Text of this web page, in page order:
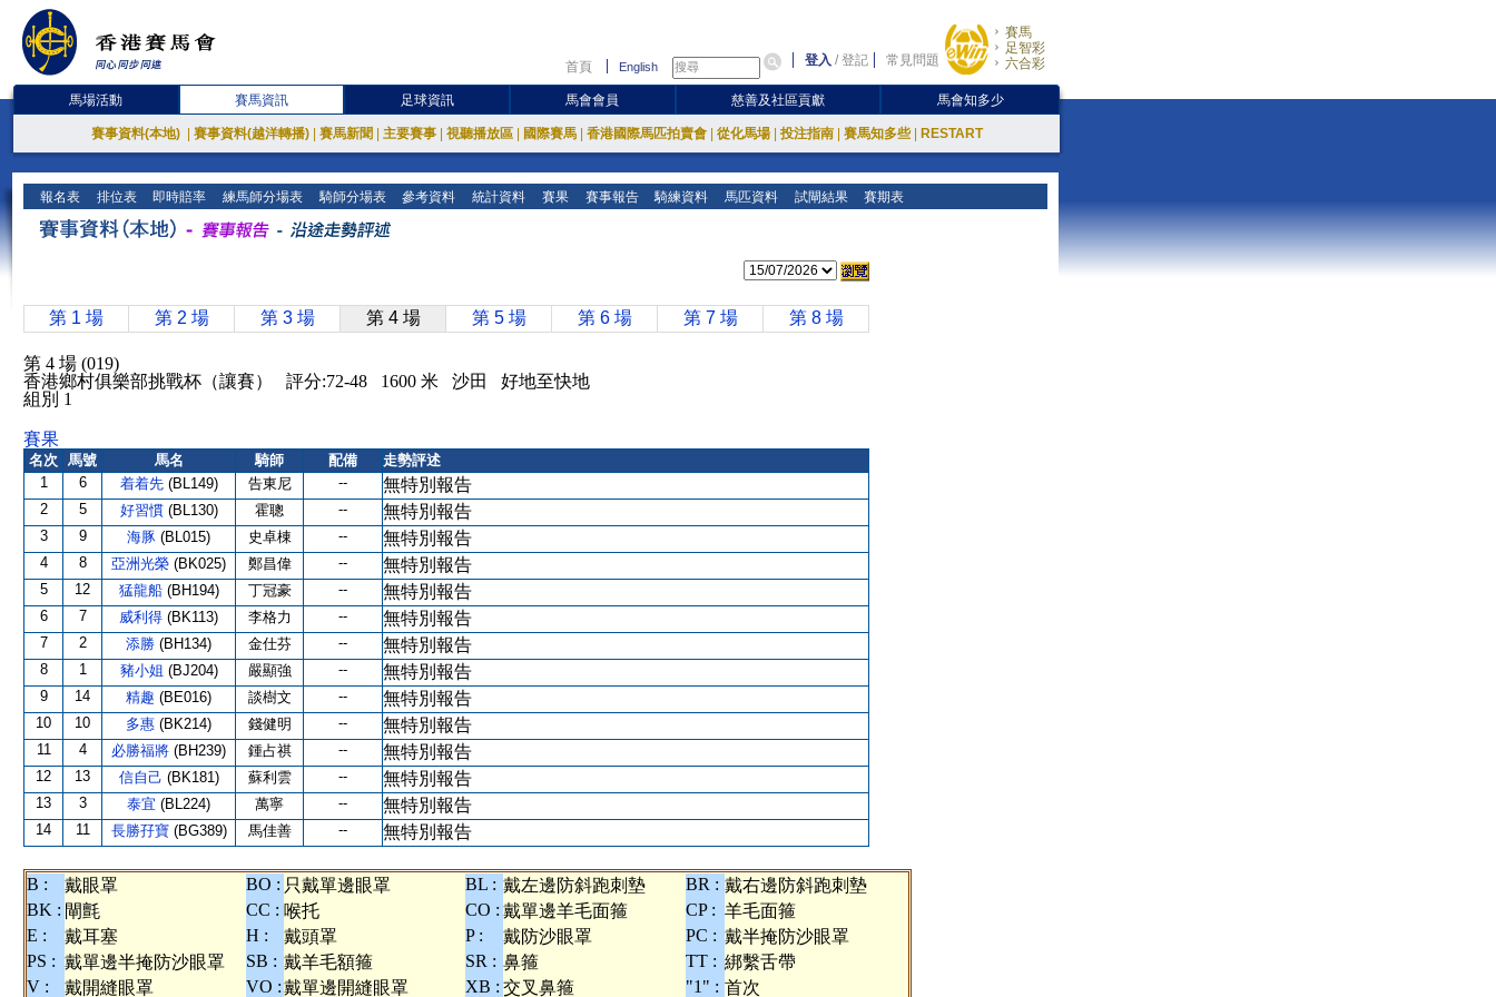
首頁 English 登入 /登記 常見問題
賽馬
足智彩
六合彩
馬場活動 賽馬資訊 足球資訊 馬會會員 慈善及社區貢獻 馬會知多少
賽事資料(本地) 賽事資料(越洋轉播) 賽馬新聞 主要賽事 視聽播放區 國際賽馬 香港國際馬匹拍賣會 從化馬場 投注指南 賽馬知多些 RESTART
報名表 排位表 即時賠率 練馬師分場表 騎師分場表 參考資料 統計資料 賽果 賽事報告 騎練資料 馬匹資料 試閘結果 賽期表
第 1 場 第 2 場 第 3 場 第 4 場 第 5 場 第 6 場 第 7 場 第 8 場
第 4 場 (019)
香港鄉村俱樂部挑戰杯（讓賽） 評分:72-48 1600 米 沙田 好地至快地
組別 1
賽果
名次 馬號 馬名 騎師 配備
走勢評述
1
6 着着先 (BL149) 告東尼 -- 無特別報告
2 5 好習慣 (BL130) 霍聰 -- 無特別報告
3 9 海豚 (BL015) 史卓棟 -- 無特別報告
4 8 亞洲光榮 (BK025) 鄭昌偉 -- 無特別報告
5 12 猛龍船 (BH194) 丁冠豪 -- 無特別報告
6 7 威利得 (BK113) 李格力 -- 無特別報告
7 2 添勝 (BH134) 金仕芬 -- 無特別報告
8 1 豬小姐 (BJ204) 嚴顯強 -- 無特別報告
9 14 精趣 (BE016) 談樹文 -- 無特別報告
10 10 多惠 (BK214) 錢健明 -- 無特別報告
11 4 必勝福將 (BH239) 鍾占祺 -- 無特別報告
12 13 信自己 (BK181) 蘇利雲 -- 無特別報告
13 3 泰宜 (BL224) 萬寧 -- 無特別報告
14 11 長勝孖寶 (BG389) 馬佳善 -- 無特別報告
B : 戴眼罩 BO : 只戴單邊眼罩 BL : 戴左邊防斜跑刺墊 BR : 戴右邊防斜跑刺墊
BK : 閘氈 CC : 喉托 CO : 戴單邊羊毛面箍 CP : 羊毛面箍
E :
戴耳塞 H : 戴頭罩 P : 戴防沙眼罩 PC : 戴半掩防沙眼罩
PS : 戴單邊半掩防沙眼罩 SB : 戴羊毛額箍 SR : 鼻箍 TT : 綁繫舌帶
V :
戴開縫眼罩 VO :戴單邊開縫眼罩 XB : 交叉鼻箍 "1" : 首次